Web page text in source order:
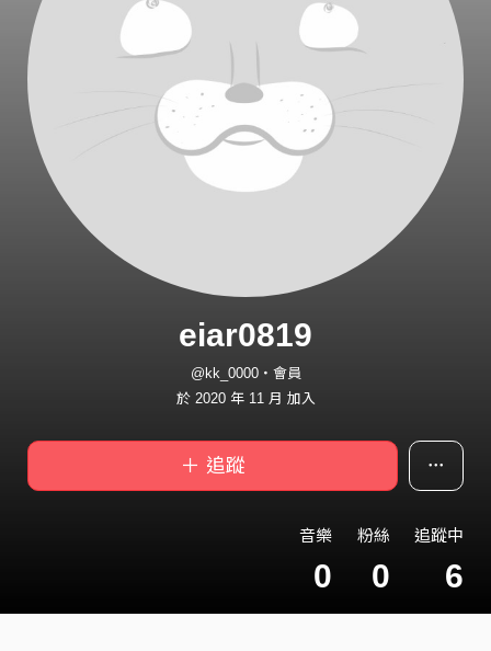
eiar0819
@kk_0000・會員
於 2020 年 11 月 加入
＋ 追蹤
音樂
0
粉絲
0
追蹤中
6